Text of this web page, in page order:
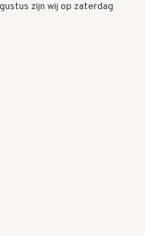
zijn wij op zaterdag